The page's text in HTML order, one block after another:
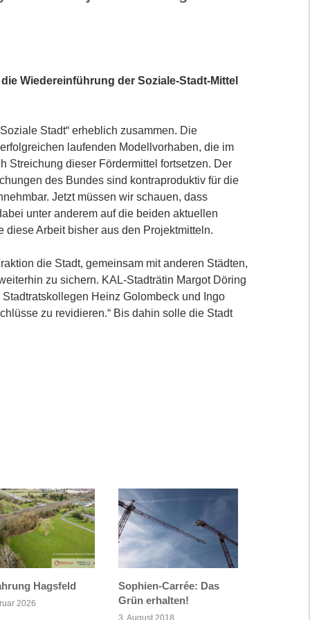
Wiedereinführung der Soziale-Stadt-Mittel
Stadt“ erheblich zusammen. Die
laufenden Modellvorhaben, die im
Streichung dieser Fördermittel fortsetzen. Der
des Bundes sind kontraproduktiv für die
Jetzt müssen wir schauen, dass
unter anderem auf die beiden aktuellen
Arbeit bisher aus den Projektmitteln.
die Stadt, gemeinsam mit anderen Städten,
zu sichern. KAL-Stadträtin Margot Döring
Heinz Golombeck und Ingo
zu revidieren.“ Bis dahin solle die Stadt
Hagsfeld
2026
Sophien-Carrée: Das
Grün erhalten!